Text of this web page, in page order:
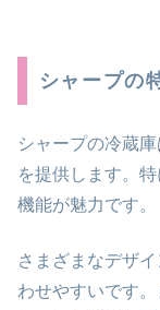
シャープの
シャープの冷蔵
を提供します。
機能が魅力です。
さまざまなデザ
わせやすいです